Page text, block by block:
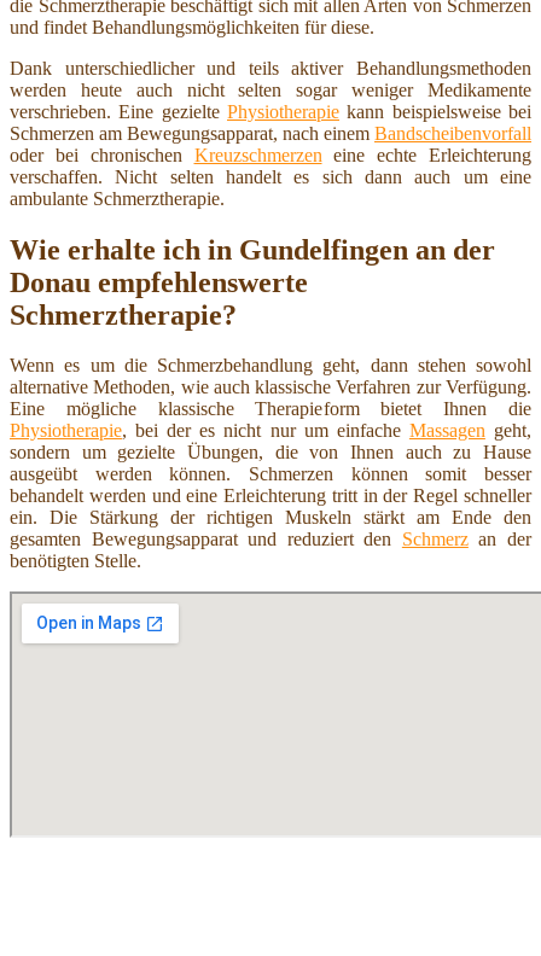
die Schmerztherapie beschäftigt sich mit allen Arten von Schmerzen
und findet Behandlungsmöglichkeiten für diese.
Dank unterschiedlicher und teils aktiver Behandlungsmethoden
werden heute auch nicht selten sogar weniger Medikamente
verschrieben. Eine gezielte Physiotherapie kann beispielsweise bei
Schmerzen am Bewegungsapparat, nach einem Bandscheibenvorfall
oder bei chronischen Kreuzschmerzen eine echte Erleichterung
verschaffen. Nicht selten handelt es sich dann auch um eine
ambulante Schmerztherapie.
Wie erhalte ich in Gundelfingen an der
Donau empfehlenswerte
Schmerztherapie?
Wenn es um die Schmerzbehandlung geht, dann stehen sowohl
alternative Methoden, wie auch klassische Verfahren zur Verfügung.
Eine mögliche klassische Therapieform bietet Ihnen die
Physiotherapie, bei der es nicht nur um einfache Massagengeht,
sondern um gezielte Übungen, die von Ihnen auch zu Hause
ausgeübt werden können. Schmerzen können somit besser
behandelt werden und eine Erleichterung tritt in der Regel schneller
ein. Die Stärkung der richtigen Muskeln stärkt am Ende den
gesamten Bewegungsapparat und reduziert den Schmerzan der
benötigten Stelle.